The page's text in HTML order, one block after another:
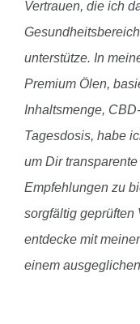
Vertrauen, die ich
unterstütze. In
Premium Ölen,
Inhaltsmenge,
Tagesdosis, habe
um Dir
Empfehlungen zu
sorgfältig geprüften
entdecke mit
einem